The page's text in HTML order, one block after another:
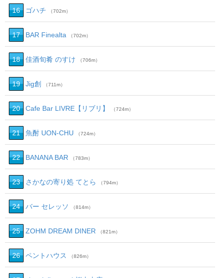
16 ゴハチ （702m）
17 BAR Finealta （702m）
18 佳酒旬肴 のすけ （706m）
19 Jig創 （711m）
20 Cafe Bar LIVRE【リブリ】 （724m）
21 魚酎 UON‐CHU （724m）
22 BANANA BAR （783m）
23 さかなの寄り処 てとら （794m）
24 バー セレッソ （814m）
25 ZOHM DREAM DINER （821m）
26 ペントハウス （826m）